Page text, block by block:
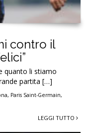
contro il
quanto li stiamo
partita […]
, Paris Saint-Germain,
LEGGI TUTTO